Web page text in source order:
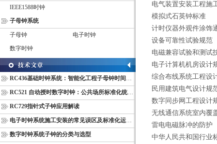
IEEE1588时钟
子母钟系统
子母钟
电子时钟
数字时钟
RC436基础时钟系统：智能化工程子母钟时间同步配套设备
RC521 自动授时数字时钟：公共场所标准化统一计时终端
RC729指针式子钟应用解读
电子时钟系统施工安装的常见误区及标准化运维管理规范
数字时钟系统子钟的分类与选型
电气装置安装工程施
模拟式石英钟标准
计时仪器外观件涂饰
设备可靠性试验规范
电磁兼容试验和测试
电子计算机机房设计
综合布线系统工程设
民用建筑电气设计规
数字同步网工程设计
无线通信系统室内覆
雷电电磁脉冲的防护
中华人民共和国行业